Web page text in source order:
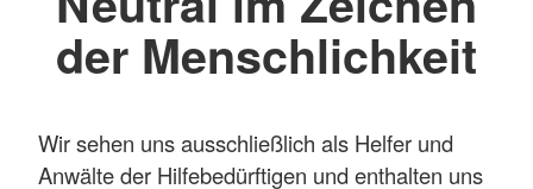
der Menschlichkeit
Wir sehen uns ausschließlich als Helfer und
Anwälte der Hilfebedürftigen und enthalten uns